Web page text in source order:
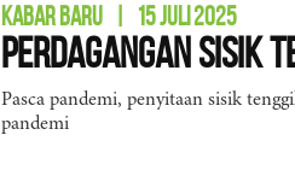
KABAR BARU 15 JULI 2025
Perdagangan Sisik
Pasca pandemi, penyitaan sisik
pandemi